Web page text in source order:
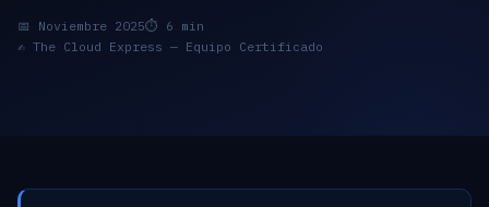
📅 Noviembre 2025⏱ 6 min
✍️ The Cloud Express — Equipo Certificado